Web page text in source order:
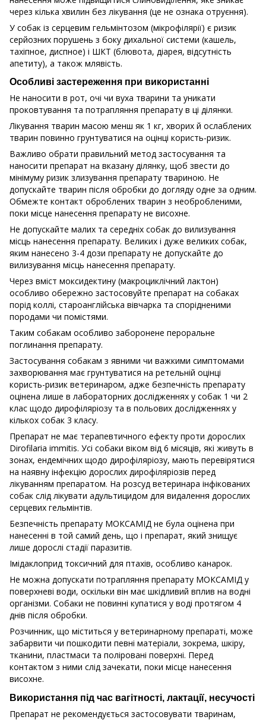
через кілька хвилин без лікування (це не ознака отруєння).
У собак із серцевим гельмінтозом (мікрофілярії) є ризик
серйозних порушень з боку дихальної системи (кашель,
тахіпное, диспное) і ШКТ (блювота, діарея, відсутність
апетиту), а також млявість.
Особливі застереження при використанні
Не наносити в рот, очі чи вуха тварини та уникати
проковтування та потрапляння препарату в ці ділянки.
Лікування тварин масою менш як 1 кг, хворих й ослаблених
тварин повинно грунтуватися на оцінці користь-ризик.
Важливо обрати правильний метод застосування та
наносити препарат на вказану ділянку, щоб звести до
мінімуму ризик злизування препарату твариною. Не
допускайте тварин після обробки до догляду одне за одним.
Обмежте контакт оброблених тварин з необробленими,
поки місце нанесення препарату не висохне.
Не допускайте малих та середніх собак до вилизування
місць нанесення препарату. Великих і дуже великих собак,
яким нанесено 3-4 дози препарату не допускайте до
вилизування місць нанесення препарату.
Через вміст моксидектину (макроциклічний лактон)
особливо обережно застосовуйте препарат на собаках
порід коллі, староанглійська вівчарка та спорідненими
породами чи помістями.
Таким собакам особливо заборонене пероральне
поглинання препарату.
Застосування собакам з явними чи важкими симптомами
захворювання має грунтуватися на ретельній оцінці
користь-ризик ветеринаром, адже безпечність препарату
оцінена лише в лабораторних дослідженнях у собак 1 чи 2
клас щодо дирофіляріозу та в польових дослідженнях у
кількох собак 3 класу.
Препарат не має терапевтичного ефекту проти дорослих
Dirofilaria immitis. Усі собаки віком від 6 місяців, які живуть в
зонах, ендемічних щодо дирофіляріозу, мають перевірятися
на наявну інфекцію дорослих дирофіляріозів перед
лікуванням препаратом. На розсуд ветеринара інфікованих
собак слід лікувати адультицидом для видалення дорослих
серцевих гельмінтів.
Безпечність препарату МОКСАМІД не була оцінена при
нанесенні в той самий день, що і препарат, який знищує
лише дорослі стадії паразитів.
Імідаклоприд токсичний для птахів, особливо канарок.
Не можна допускати потрапляння препарату МОКСАМІД у
поверхневі води, оскільки він має шкідливий вплив на водні
організми. Собаки не повинні купатися у воді протягом 4
днів після обробки.
Розчинник, що міститься у ветеринарному препараті, може
забарвити чи пошкодити певні матеріали, зокрема, шкіру,
тканини, пластмаси та поліровані поверхні. Перед
контактом з ними слід зачекати, поки місце нанесення
висохне.
Використання під час вагітності, лактації, несучості
Препарат не рекомендується застосовувати тваринам,